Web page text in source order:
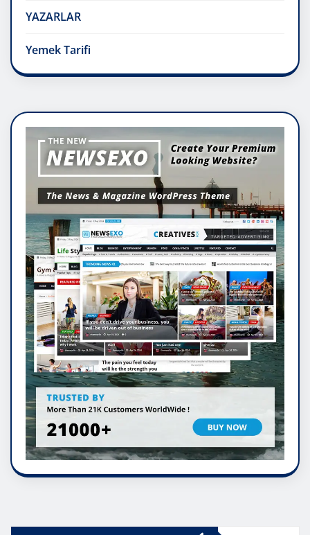
YAZARLAR
Yemek Tarifi